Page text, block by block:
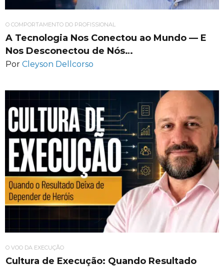
O COMPORTAMENTO DO PROFISSIONAL
A Tecnologia Nos Conectou ao Mundo — E
Nos Desconectou de Nós…
Por Cleyson Dellcorso
O VOO DA EXECUÇÃO
Cultura de Execução: Quando Resultado